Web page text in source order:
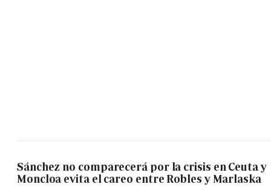
Sánchez no comparecerá por la crisis en Ceuta y
Moncloa evita el careo entre Robles y Marlaska